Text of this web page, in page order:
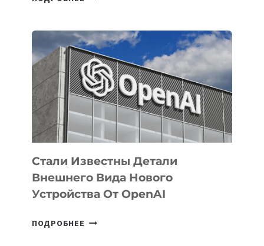
ПРИОРИТЕТНЫЕ
ЗАДАЧИ
ПО
РАЗВИТИЮ
ЭКОСИСТЕМЫ
ИСКУССТВЕННОГО
ИНТЕЛЛЕКТА
Стали Известны Детали
Внешнего Вида Нового
Устройства От OpenAI
ПОДРОБНЕЕ СТАЛИ